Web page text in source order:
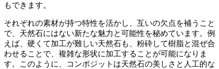
もできます。
それぞれの素材が持つ特性を活かし
、互いの欠点を補うこと
で、天然石にはない新たな魅力と可能性を秘めています。例
えば、硬くて加工が難しい天然石も、粉砕して樹脂と混ぜ合
わせることで、複雑な形状に加工することが可能になりま
す。このように、コンポジットは天然石の美しさと人工的な